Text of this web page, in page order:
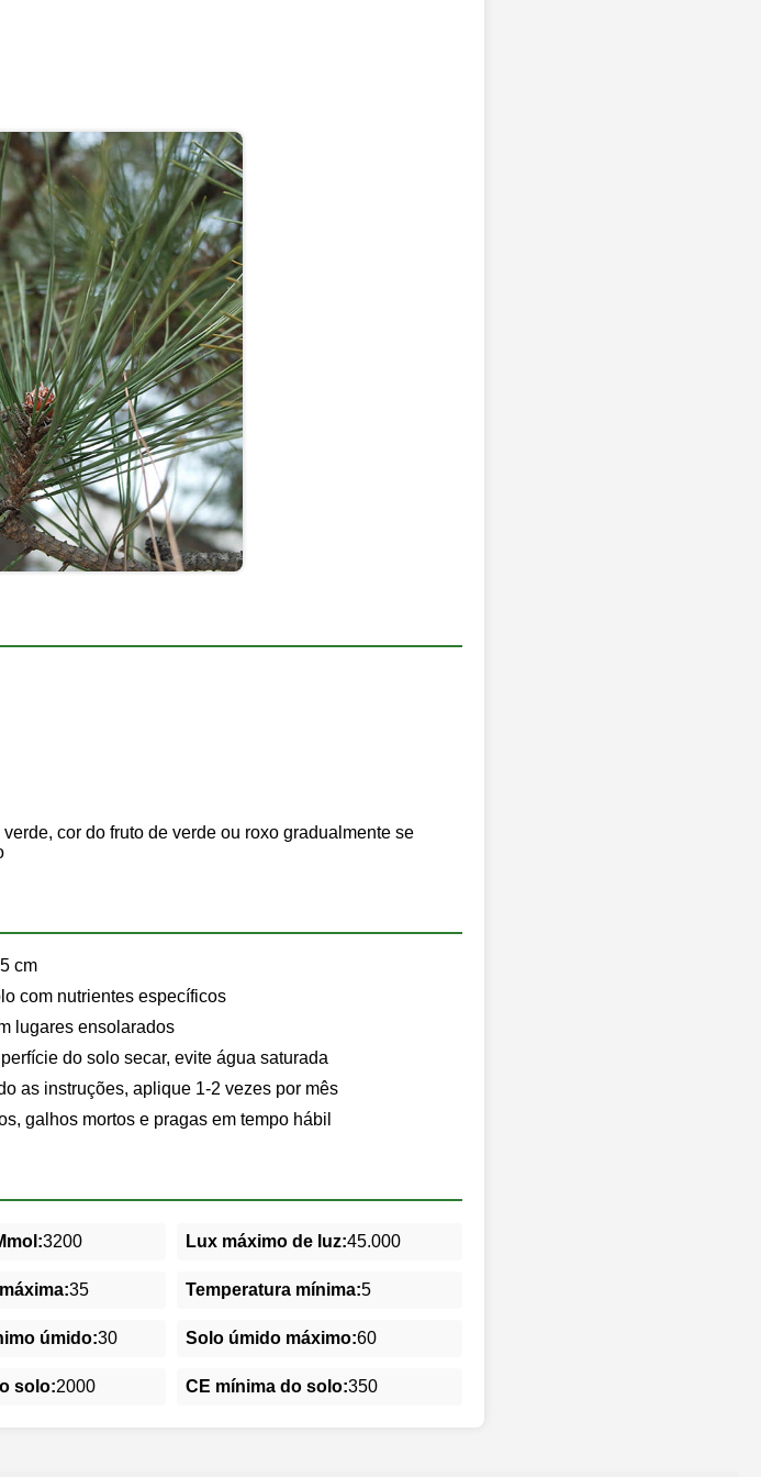
cor do fruto de verde ou roxo gradualmente se
cm
com nutrientes específicos
lugares ensolarados
do solo secar, evite água saturada
as instruções, aplique 1-2 vezes por mês
galhos mortos e pragas em tempo hábil
3200 Lux máximo de luz:45.000
35 Temperatura mínima:5
úmido:30 Solo úmido máximo:60
solo:2000 CE mínima do solo:350